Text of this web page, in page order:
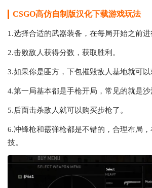
CSGO高仿自制版汉化下载游戏玩法
1.选择合适的武器装备，在每局开始之前进
2.击败敌人获得分数，获取胜利。
3.如果你是匪方，下包摧毁敌人基地就可以
4.第一局基本都是手枪开局，常见的就是沙
5.后面击杀敌人就可以购买步枪了。
6.冲锋枪和霰弹枪都是不错的，合理布局
技。